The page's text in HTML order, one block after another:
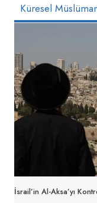
Küresel
İsrail’in Al-Aksa’yı